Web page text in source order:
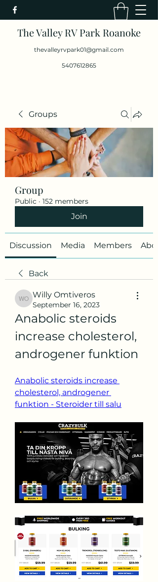
The Valley RV Park Roanoke
thevalleyrvpark01@gmail.com
5407612865
Groups
Group
Public · 152 members
Join
Discussion Media Members
Back
Willy Omtiveros
Willy Omtiveros
September 16, 2023
Anabolic steroids
increase cholesterol,
androgener funktion
Anabolic steroids increase
cholesterol, androgener
funktion - Steroider till salu